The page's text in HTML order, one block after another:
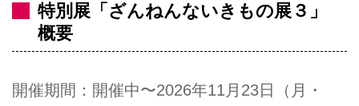
特別展「ざんねんないきもの展３」
概要
開催期間：開催中〜2026年11月23日（月・